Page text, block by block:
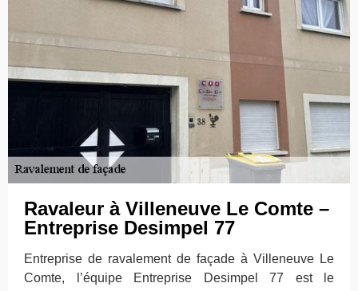
Ravaleur à Villeneuve Le Comte –
Entreprise Desimpel 77
Entreprise de ravalement de façade à Villeneuve Le
Comte, l’équipe Entreprise Desimpel 77 est le